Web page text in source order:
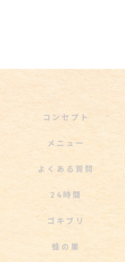
コンセプト
メニュー
よくある質問
24時間
ゴキブリ
蜂の巣